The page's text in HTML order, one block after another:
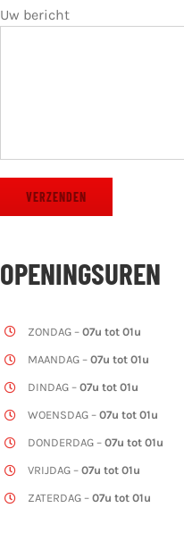
Uw bericht
OPENINGSUREN
ZONDAG – 07u tot 01u
MAANDAG –07u tot 01u
DINDAG –07u tot 01u
WOENSDAG –07u tot 01u
DONDERDAG –07u tot 01u
VRIJDAG –07u tot 01u
ZATERDAG –07u tot 01u